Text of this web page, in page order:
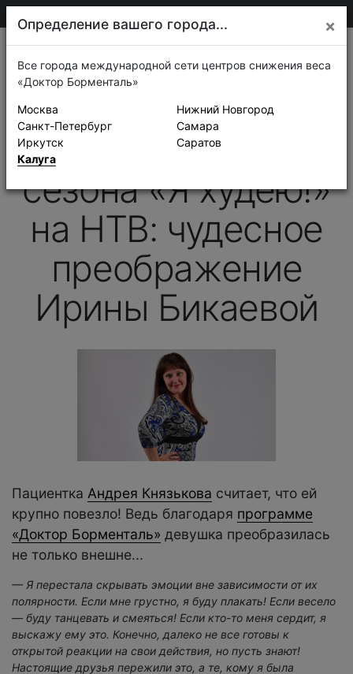
Новости
19 сентября 2015 г.
НТВ, «Я худею!»
3 выпуск пятого
сезона «Я худею!»
на НТВ: чудесное
преображение
Ирины Бикаевой
Пациентка Андрея Князькова считает, что ей
крупно повезло! Ведь благодаря программе
«Доктор Борменталь» девушка преобразилась
не только внешне...
— Я перестала скрывать эмоции вне зависимости от их
полярности. Если мне грустно, я буду плакать! Если весело
— буду танцевать и смеяться! Если кто-то меня сердит, я
выскажу ему это. Конечно, далеко не все готовы к
открытой реакции на свои действия, но пусть знают!
Настоящие друзья пережили это, а те, кому я была
Определение вашего города... ×
Все города международной сети центров снижения веса
«Доктор Борменталь»
Москва
Санкт-Петербург
Иркутск
Калуга
Нижний Новгород
Самара
Саратов